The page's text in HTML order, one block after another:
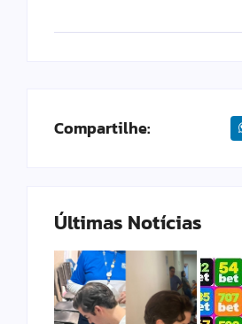
Compartilhe:
Últimas Notícias